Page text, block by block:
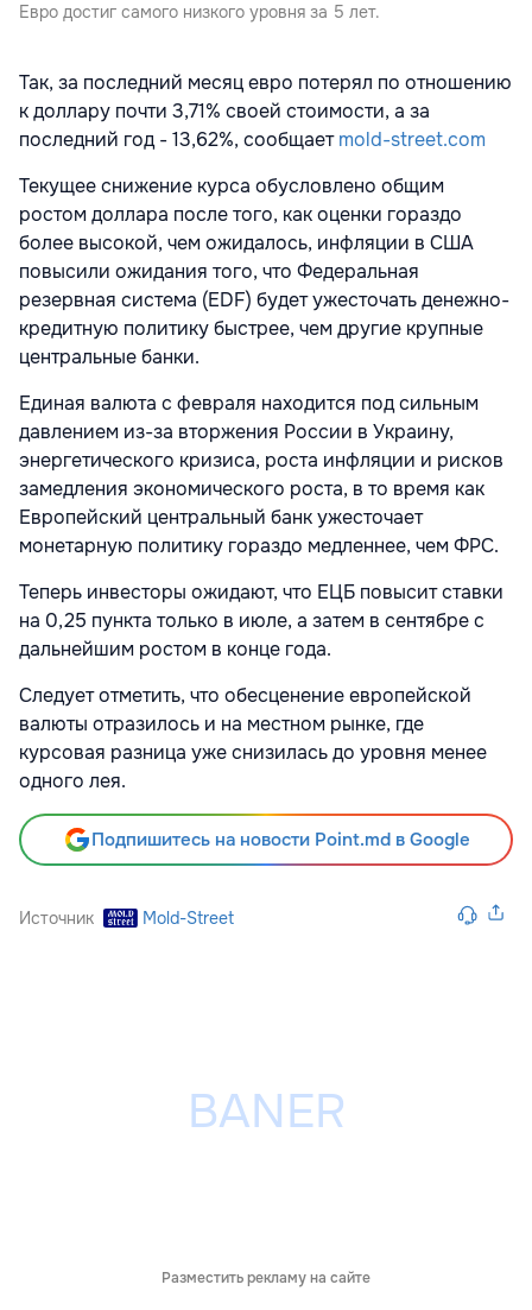
Евро достиг самого низкого уровня за 5 лет.
Так, за последний месяц евро потерял по отношению
к доллару почти 3,71% своей стоимости, а за
последний год - 13,62%, сообщаетmold-street.com
Текущее снижение курса обусловлено общим
ростом доллара после того, как оценки гораздо
более высокой, чем ожидалось, инфляции в США
повысили ожидания того, что Федеральная
резервная система (EDF) будет ужесточать денежно-
кредитную политику быстрее, чем другие крупные
центральные банки.
Единая валюта с февраля находится под сильным
давлением из-за вторжения России в Украину,
энергетического кризиса, роста инфляции и рисков
замедления экономического роста, в то время как
Европейский центральный банк ужесточает
монетарную политику гораздо медленнее, чем ФРС.
Теперь инвесторы ожидают, что ЕЦБ повысит ставки
на 0,25 пункта только в июле, а затем в сентябре с
дальнейшим ростом в конце года.
Следует отметить, что обесценение европейской
валюты отразилось и на местном рынке, где
курсовая разница уже снизилась до уровня менее
одного лея.
Подпишитесь на новости Point.md в Google
Источник Mold-Street
Разместить рекламу на сайте